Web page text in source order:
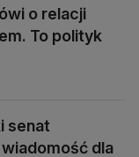
o relacji
To polityk
senat
dla